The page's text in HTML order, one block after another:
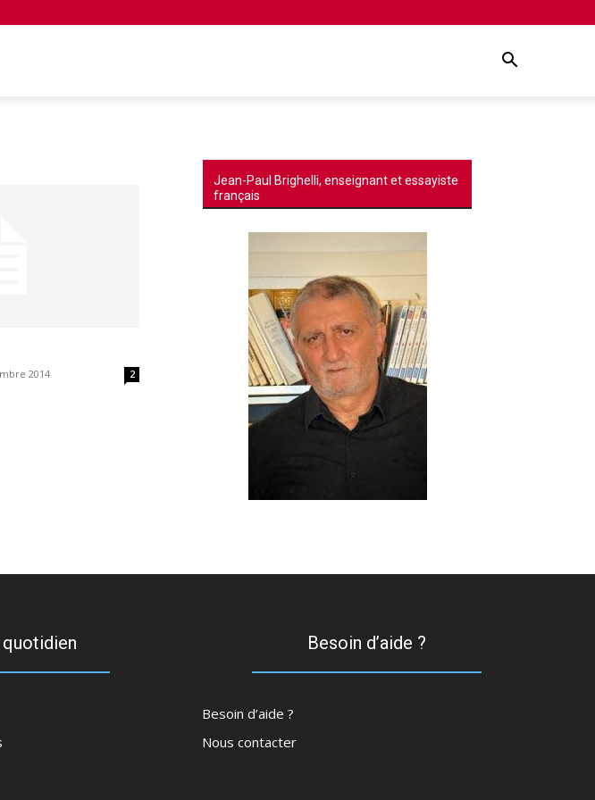
2014 2
Jean-Paul Brighelli, enseignant et essayiste
français
quotidien Besoin d’aide ?
Besoin d’aide ?
Nous contacter